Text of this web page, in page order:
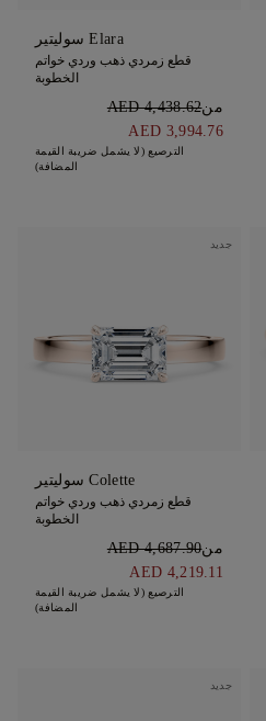
Elara سوليتير
قطع زمردي ذهب وردي خواتم
الخطوبة
منAED 4,438.62
AED 3,994.76
الترصيع (لا يشمل ضريبة القيمة
المضافة)
جديد
Colette سوليتير
قطع زمردي ذهب وردي خواتم
الخطوبة
منAED 4,687.90
AED 4,219.11
الترصيع (لا يشمل ضريبة القيمة
المضافة)
جديد